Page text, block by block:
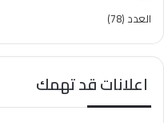
العدد (78)
اعلانات قد تهمك